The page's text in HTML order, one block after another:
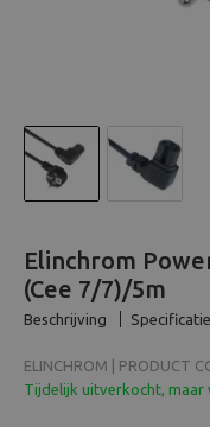
Analoog
Elinchrom
(Cee 7/7)/5m
Beschrijving
ELINCHROM | PRODUCT
Tijdelijk uitverkocht, maar